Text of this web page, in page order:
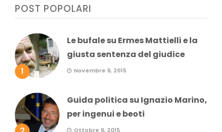
POST POPOLARI
1
Le bufale su Ermes Mattielli e la
giusta sentenza del giudice
Novembre 9, 2015
Guida politica su Ignazio Marino,
per ingenui e beoti
Ottobre 9, 2015